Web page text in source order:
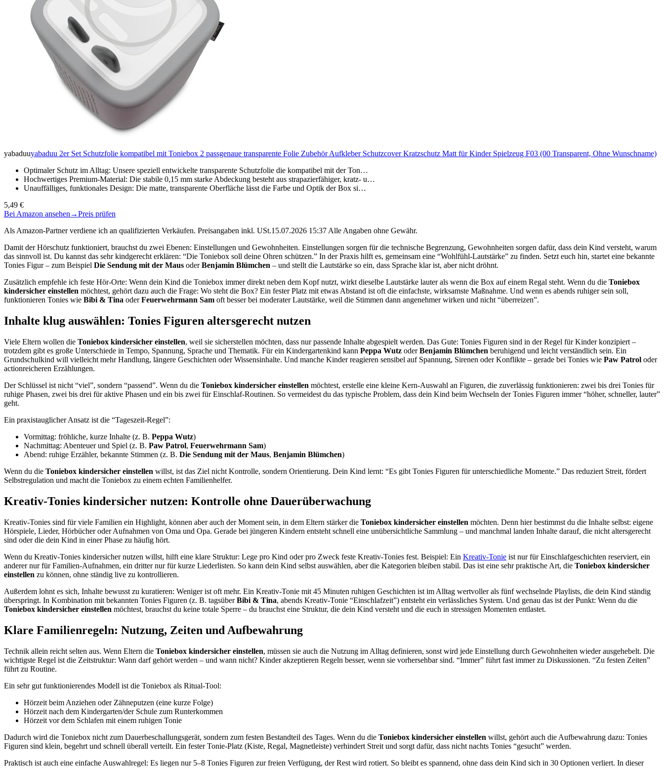
yabaduuyabaduu 2er Set Schutzfolie kompatibel mit Toniebox 2 passgenaue transparente Folie Zubehör Aufkleber Schutzcover Kratzschutz Matt für Kinder Spielzeug F03 (00 Transparent, Ohne Wunschname)
Optimaler Schutz im Alltag: Unsere speziell entwickelte transparente Schutzfolie die kompatibel mit der Ton…
Hochwertiges Premium-Material: Die stabile 0,15 mm starke Abdeckung besteht aus strapazierfähiger, kratz- u…
Unauffälliges, funktionales Design: Die matte, transparente Oberfläche lässt die Farbe und Optik der Box si…
5,49 €
Bei Amazon ansehen →Preis prüfen
Als Amazon-Partner verdiene ich an qualifizierten Verkäufen. Preisangaben inkl. USt.15.07.2026 15:37 Alle Angaben ohne Gewähr.
Damit der Hörschutz funktioniert, brauchst du zwei Ebenen: Einstellungen und Gewohnheiten. Einstellungen sorgen für die technische Begrenzung, Gewohnheiten sorgen dafür, dass dein Kind versteht, warum
das sinnvoll ist. Du kannst das sehr kindgerecht erklären: “Die Toniebox soll deine Ohren schützen.” In der Praxis hilft es, gemeinsam eine “Wohlfühl-Lautstärke” zu finden. Setzt euch hin, startet eine bekannte
Tonies Figur – zum Beispiel Die Sendung mit der Maus oderBenjamin Blümchen – und stellt die Lautstärke so ein, dass Sprache klar ist, aber nicht dröhnt.
Zusätzlich empfehle ich feste Hör-Orte: Wenn dein Kind die Toniebox immer direkt neben dem Kopf nutzt, wirkt dieselbe Lautstärke lauter als wenn die Box auf einem Regal steht. Wenn du die Toniebox
kindersicher einstellen möchtest, gehört dazu auch die Frage: Wo steht die Box? Ein fester Platz mit etwas Abstand ist oft die einfachste, wirksamste Maßnahme. Und wenn es abends ruhiger sein soll,
funktionieren Tonies wie Bibi & Tina oderFeuerwehrmann Sam oft besser bei moderater Lautstärke, weil die Stimmen dann angenehmer wirken und nicht “überreizen”.
Inhalte klug auswählen: Tonies Figuren altersgerecht nutzen
Viele Eltern wollen die Toniebox kindersicher einstellen, weil sie sicherstellen möchten, dass nur passende Inhalte abgespielt werden. Das Gute: Tonies Figuren sind in der Regel für Kinder konzipiert –
trotzdem gibt es große Unterschiede in Tempo, Spannung, Sprache und Thematik. Für ein Kindergartenkind kann Peppa Wutz oderBenjamin Blümchen beruhigend und leicht verständlich sein. Ein
Grundschulkind will vielleicht mehr Handlung, längere Geschichten oder Wissensinhalte. Und manche Kinder reagieren sensibel auf Spannung, Sirenen oder Konflikte – gerade bei Tonies wie Paw Patrol oder
actionreicheren Erzählungen.
Der Schlüssel ist nicht “viel”, sondern “passend”. Wenn du die Toniebox kindersicher einstellen möchtest, erstelle eine kleine Kern-Auswahl an Figuren, die zuverlässig funktionieren: zwei bis drei Tonies für
ruhige Phasen, zwei bis drei für aktive Phasen und ein bis zwei für Einschlaf-Routinen. So vermeidest du das typische Problem, dass dein Kind beim Wechseln der Tonies Figuren immer “höher, schneller, lauter”
geht.
Ein praxistauglicher Ansatz ist die “Tageszeit-Regel”:
Vormittag: fröhliche, kurze Inhalte (z. B. Peppa Wutz)
Nachmittag: Abenteuer und Spiel (z. B. Paw Patrol, Feuerwehrmann Sam)
Abend: ruhige Erzähler, bekannte Stimmen (z. B. Die Sendung mit der Maus, Benjamin Blümchen)
Wenn du die Toniebox kindersicher einstellen willst, ist das Ziel nicht Kontrolle, sondern Orientierung. Dein Kind lernt: “Es gibt Tonies Figuren für unterschiedliche Momente.” Das reduziert Streit, fördert
Selbstregulation und macht die Toniebox zu einem echten Familienhelfer.
Kreativ-Tonies kindersicher nutzen: Kontrolle ohne Dauerüberwachung
Kreativ-Tonies sind für viele Familien ein Highlight, können aber auch der Moment sein, in dem Eltern stärker die Toniebox kindersicher einstellen möchten. Denn hier bestimmst du die Inhalte selbst: eigene
Hörspiele, Lieder, Hörbücher oder Aufnahmen von Oma und Opa. Gerade bei jüngeren Kindern entsteht schnell eine unübersichtliche Sammlung – und manchmal landen Inhalte darauf, die nicht altersgerecht
sind oder die dein Kind in einer Phase zu häufig hört.
Wenn du Kreativ-Tonies kindersicher nutzen willst, hilft eine klare Struktur: Lege pro Kind oder pro Zweck feste Kreativ-Tonies fest. Beispiel: Ein Kreativ-Tonie ist nur für Einschlafgeschichten reserviert, ein
anderer nur für Familien-Aufnahmen, ein dritter nur für kurze Liederlisten. So kann dein Kind selbst auswählen, aber die Kategorien bleiben stabil. Das ist eine sehr praktische Art, die Toniebox kindersicher
einstellen zu können, ohne ständig live zu kontrollieren.
Außerdem lohnt es sich, Inhalte bewusst zu kuratieren: Weniger ist oft mehr. Ein Kreativ-Tonie mit 45 Minuten ruhigen Geschichten ist im Alltag wertvoller als fünf wechselnde Playlists, die dein Kind ständig
überspringt. In Kombination mit bekannten Tonies Figuren (z. B. tagsüberBibi & Tina, abends Kreativ-Tonie “Einschlafzeit”) entsteht ein verlässliches System. Und genau das ist der Punkt: Wenn du die
Toniebox kindersicher einstellen möchtest, brauchst du keine totale Sperre – du brauchst eine Struktur, die dein Kind versteht und die euch in stressigen Momenten entlastet.
Klare Familienregeln: Nutzung, Zeiten und Aufbewahrung
Technik allein reicht selten aus. Wenn Eltern die Toniebox kindersicher einstellen, müssen sie auch die Nutzung im Alltag definieren, sonst wird jede Einstellung durch Gewohnheiten wieder ausgehebelt. Die
wichtigste Regel ist die Zeitstruktur: Wann darf gehört werden – und wann nicht? Kinder akzeptieren Regeln besser, wenn sie vorhersehbar sind. “Immer” führt fast immer zu Diskussionen. “Zu festen Zeiten”
führt zu Routine.
Ein sehr gut funktionierendes Modell ist die Toniebox als Ritual-Tool:
Hörzeit beim Anziehen oder Zähneputzen (eine kurze Folge)
Hörzeit nach dem Kindergarten/der Schule zum Runterkommen
Hörzeit vor dem Schlafen mit einem ruhigen Tonie
Dadurch wird die Toniebox nicht zum Dauerbeschallungsgerät, sondern zum festen Bestandteil des Tages. Wenn du die Toniebox kindersicher einstellen willst, gehört auch die Aufbewahrung dazu: Tonies
Figuren sind klein, begehrt und schnell überall verteilt. Ein fester Tonie-Platz (Kiste, Regal, Magnetleiste) verhindert Streit und sorgt dafür, dass nicht nachts Tonies “gesucht” werden.
Praktisch ist auch eine einfache Auswahlregel: Es liegen nur 5–8 Tonies Figuren zur freien Verfügung, der Rest wird rotiert. So bleibt es spannend, ohne dass dein Kind sich in 30 Optionen verliert. In dieser